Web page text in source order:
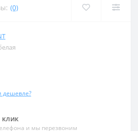
(0)
клик
и мы перезвоним